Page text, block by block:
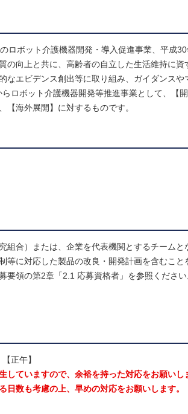
ロボット介護機器開発・導入促進事業、平成
の向上と共に、高齢者の自立した生活維持に
なエビデンス創出等に取り組み、ガイダンスや
ロボット介護機器開発等推進事業として、【
【海外展開】に対するものです。
合）または、企業を代表機関とするチームと
に対応した製品の改良・開発計画を含むこと
領の第2章「2.1 応募資格者」を参照ください
正午】
ていますので、余裕を持った対応をお願い
数も考慮の上、早めの対応をお願いします。